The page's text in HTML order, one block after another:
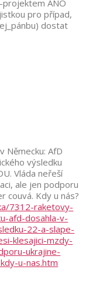
projektem ANO
pro případ,
dostat
Německu: AfD
výsledku
Vláda neřeší
ale jen podporu
couvá. Kdy u nás?
7312-raketovy-
afd-dosahla-v-
22-a-slape-
klesajici-mzdy-
ukrajine-
u-nas.htm